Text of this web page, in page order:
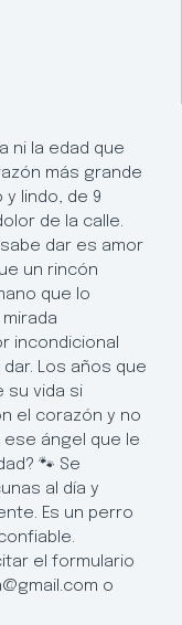
ni la edad que
más grande
lindo, de 9
de la calle.
dar es amor
un rincón
que lo
incondicional
Los años que
su vida si
el corazón y no
ese ángel que le
🐾 Se
al día y
Es un perro
el formulario
o